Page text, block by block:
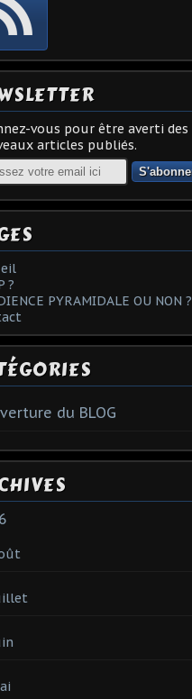
vous pour être averti des
articles publiés.
?
PYRAMIDALE OU NON ?
du BLOG